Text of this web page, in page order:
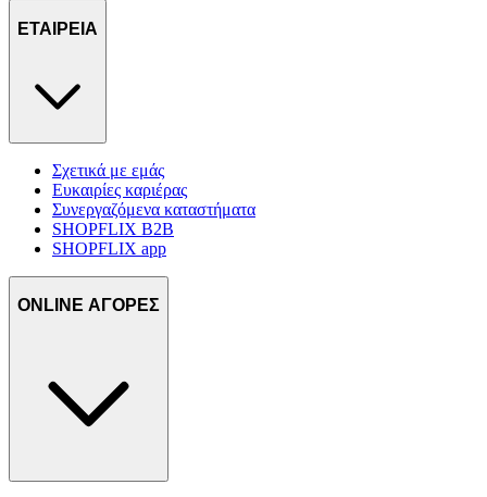
δικτύωσης, διαφημίσεων και ανάλυσης.
ΕΤΑΙΡΕΙΑ
Σχετικά με εμάς
Ευκαιρίες καριέρας
Συνεργαζόμενα καταστήματα
SHOPFLIX B2B
SHOPFLIX app
ONLINE ΑΓΟΡΕΣ